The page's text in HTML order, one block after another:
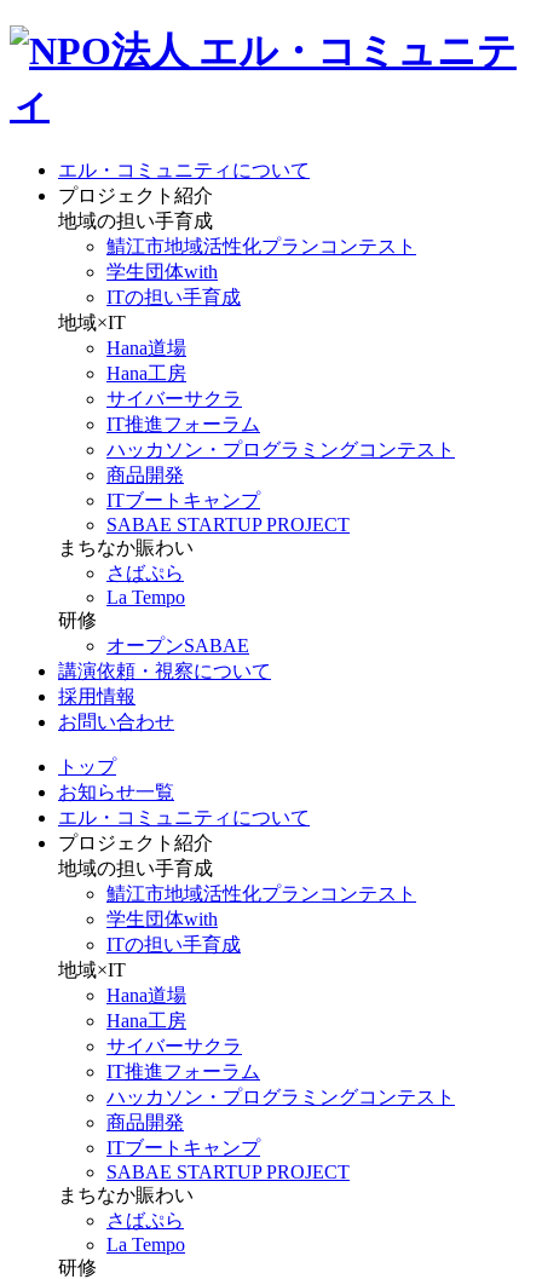
エル・コミュニティについて
プロジェクト紹介
地域の担い手育成
鯖江市地域活性化プランコンテスト
学生団体with
ITの担い手育成
地域×IT
Hana道場
Hana工房
サイバーサクラ
IT推進フォーラム
ハッカソン・プログラミングコンテスト
商品開発
ITブートキャンプ
SABAE STARTUP PROJECT
まちなか賑わい
さばぷら
La Tempo
研修
オープンSABAE
講演依頼・視察について
採用情報
お問い合わせ
トップ
お知らせ一覧
エル・コミュニティについて
プロジェクト紹介
地域の担い手育成
鯖江市地域活性化プランコンテスト
学生団体with
ITの担い手育成
地域×IT
Hana道場
Hana工房
サイバーサクラ
IT推進フォーラム
ハッカソン・プログラミングコンテスト
商品開発
ITブートキャンプ
SABAE STARTUP PROJECT
まちなか賑わい
さばぷら
La Tempo
研修